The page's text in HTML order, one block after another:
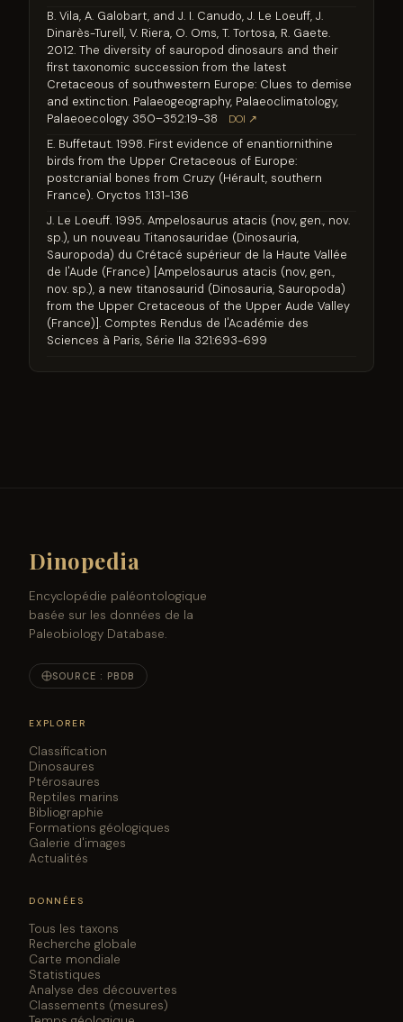
B. Vila, A. Galobart, and J. I. Canudo, J. Le Loeuff, J.
Dinarès-Turell, V. Riera, O. Oms, T. Tortosa, R. Gaete.
2012. The diversity of sauropod dinosaurs and their
first taxonomic succession from the latest
Cretaceous of southwestern Europe: Clues to demise
and extinction. Palaeogeography, Palaeoclimatology,
Palaeoecology 350–352:19-38
DOI ↗
E. Buffetaut. 1998. First evidence of enantiornithine
birds from the Upper Cretaceous of Europe:
postcranial bones from Cruzy (Hérault, southern
France). Oryctos 1:131-136
J. Le Loeuff. 1995. Ampelosaurus atacis (nov, gen., nov.
sp.), un nouveau Titanosauridae (Dinosauria,
Sauropoda) du Crétacé supérieur de la Haute Vallée
de l'Aude (France) [Ampelosaurus atacis (nov, gen.,
nov. sp.), a new titanosaurid (Dinosauria, Sauropoda)
from the Upper Cretaceous of the Upper Aude Valley
(France)]. Comptes Rendus de l'Académie des
Sciences à Paris, Série IIa 321:693-699
Dinopedia
Encyclopédie paléontologique
basée sur les données de la
Paleobiology Database.
SOURCE : PBDB
EXPLORER
Classification
Dinosaures
Ptérosaures
Reptiles marins
Bibliographie
Formations géologiques
Galerie d'images
Actualités
DONNÉES
Tous les taxons
Recherche globale
Carte mondiale
Statistiques
Analyse des découvertes
Classements (mesures)